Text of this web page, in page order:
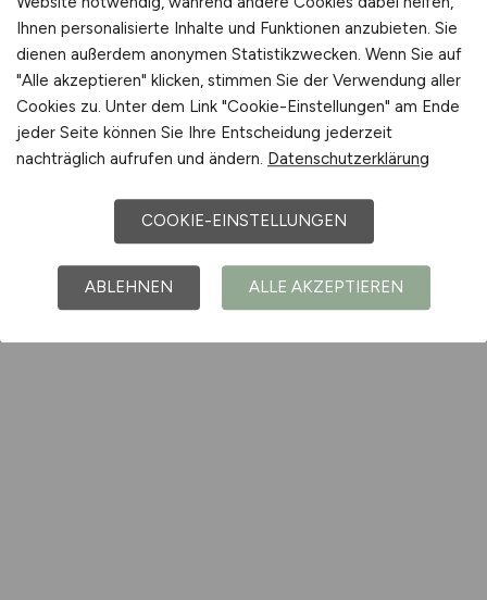
Ihnen personalisierte Inhalte und Funktionen anzubieten. Sie
dienen außerdem anonymen Statistikzwecken. Wenn Sie auf
"Alle akzeptieren" klicken, stimmen Sie der Verwendung aller
Cookies zu. Unter dem Link "Cookie-Einstellungen" am Ende
jeder Seite können Sie Ihre Entscheidung jederzeit
nachträglich aufrufen und ändern. Datenschutzerklärung
COOKIE-EINSTELLUNGEN
ABLEHNEN ALLE AKZEPTIEREN